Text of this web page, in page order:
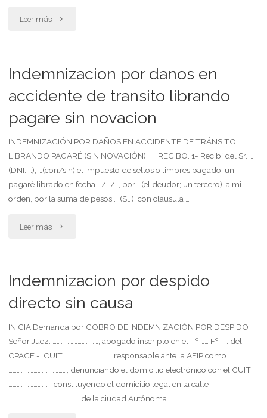
Leer más "Indemnizacion
cancelamiento
anticipado"
Indemnizacion por danos en
accidente de transito librando
pagare sin novacion
INDEMNIZACIÓN POR DAÑOS EN ACCIDENTE DE TRÁNSITO
LIBRANDO PAGARÉ (SIN NOVACIÓN).__ RECIBO. 1- Recibí del Sr. …
(DNI. …), …(con/sin) el impuesto de sellos o timbres pagado, un
pagaré librado en fecha …/…/.., por …(el deudor; un tercero), a mi
orden, por la suma de pesos … ($…), con cláusula …
Leer más "Indemnizacion
danos
de
transito
Indemnizacion por despido
directo sin causa
INICIA Demanda por COBRO DE INDEMNIZACIÓN POR DESPIDO
Señor Juez: ……………………………, abogado inscripto en el Tº …… Fº …… del
CPACF -, CUIT ……………………………, responsable ante la AFIP como
……………………………………, denunciando el domicilio electrónico con el CUIT
…………………………, constituyendo el domicilio legal en la calle
…………………………………………… de la ciudad Autónoma …